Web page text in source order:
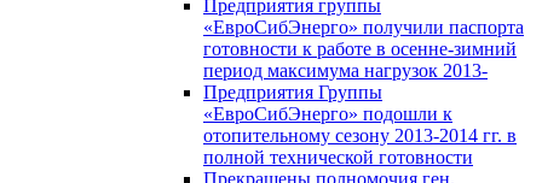
Предприятия группы
«ЕвроСибЭнерго» получили паспорта
готовности к работе в осенне-зимний
период максимума нагрузок 2013-
Предприятия Группы
«ЕвроСибЭнерго» подошли к
отопительному сезону 2013-2014 гг. в
полной технической готовности